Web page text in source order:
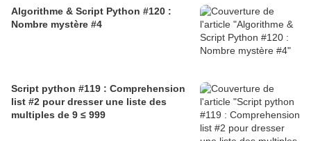
Algorithme & Script Python #120 :
Nombre mystère #4
Script python #119 : Comprehension
list #2 pour dresser une liste des
multiples de 9 ≤ 999